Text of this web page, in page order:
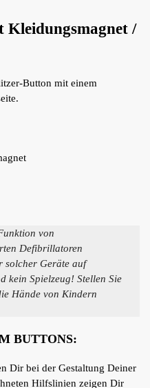
Kleidungsmagnet /
Button mit einem
von
Defibrillatoren
solcher Geräte auf
kein Spielzeug! Stellen Sie
Hände von Kindern
BUTTONS:
Dir bei der Gestaltung Deiner
Hilfslinien zeigen Dir